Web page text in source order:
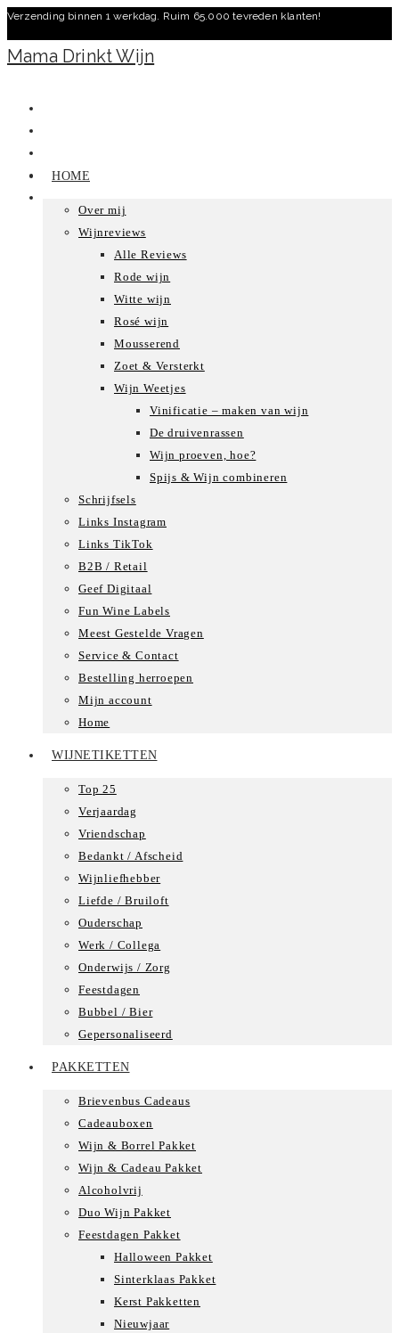
Ga
naar
inhoud
Verzending binnen 1 werkdag. Ruim 65.000 tevreden klanten!
Mama Drinkt Wijn
HOME
Over mij
Wijnreviews
Alle Reviews
Rode wijn
Witte wijn
Rosé wijn
Mousserend
Zoet & Versterkt
Wijn Weetjes
Vinificatie – maken van wijn
De druivenrassen
Wijn proeven, hoe?
Spijs & Wijn combineren
Schrijfsels
Links Instagram
Links TikTok
B2B / Retail
Geef Digitaal
Fun Wine Labels
Meest Gestelde Vragen
Service & Contact
Bestelling herroepen
Mijn account
Home
WIJNETIKETTEN
Top 25
Verjaardag
Vriendschap
Bedankt / Afscheid
Wijnliefhebber
Liefde / Bruiloft
Ouderschap
Werk / Collega
Onderwijs / Zorg
Feestdagen
Bubbel / Bier
Gepersonaliseerd
PAKKETTEN
Brievenbus Cadeaus
Cadeauboxen
Wijn & Borrel Pakket
Wijn & Cadeau Pakket
Alcoholvrij
Duo Wijn Pakket
Feestdagen Pakket
Halloween Pakket
Sinterklaas Pakket
Kerst Pakketten
Nieuwjaar